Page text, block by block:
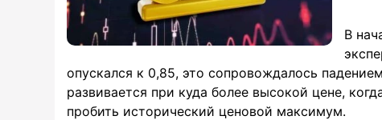
В
опускался к 0,85, это сопровождалось
развивается при куда более высокой цене,
пробить исторический ценовой максимум.